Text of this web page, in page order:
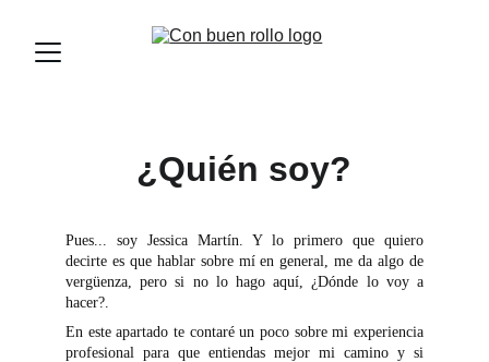
¿Quién soy?
Pues... soy Jessica Martín. Y lo primero que quiero
decirte es que hablar sobre mí en general, me da algo de
vergüenza, pero si no lo hago aquí, ¿Dónde lo voy a
hacer?.
En este apartado te contaré un poco sobre mi experiencia
profesional para que entiendas mejor mi camino y si